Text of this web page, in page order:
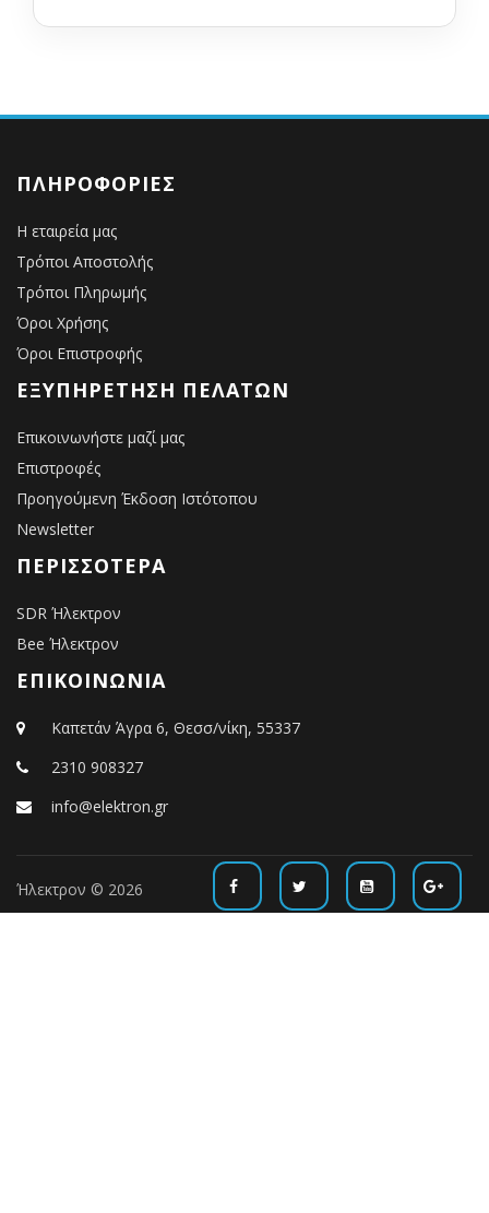
ΠΛΗΡΟΦΟΡΊΕΣ
Η εταιρεία μας
Τρόποι Αποστολής
Τρόποι Πληρωμής
Όροι Χρήσης
Όροι Επιστροφής
ΕΞΥΠΗΡΈΤΗΣΗ ΠΕΛΑΤΏΝ
Επικοινωνήστε μαζί μας
Επιστροφές
Προηγούμενη Έκδοση Ιστότοπου
Newsletter
ΠΕΡΙΣΣΌΤΕΡΑ
SDR Ήλεκτρον
Bee Ήλεκτρον
ΕΠΙΚΟΙΝΩΝΙΑ
Καπετάν Άγρα 6, Θεσσ/νίκη, 55337
2310 908327
info@elektron.gr
Ήλεκτρον © 2026